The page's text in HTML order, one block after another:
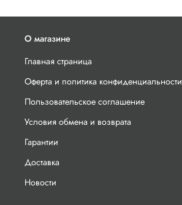
О магазине
Главная страница
Оферта и политика конфиденциальности
Пользовательское соглашение
Условия обмена и возврата
Гарантии
Доставка
Новости